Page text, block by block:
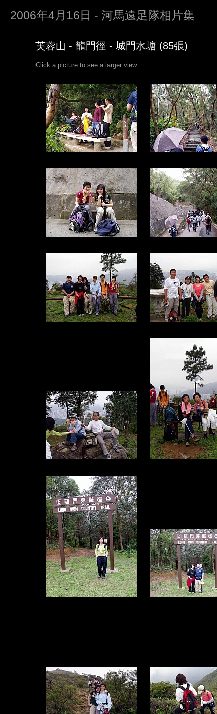
2006年4月16日 - 河馬遠足隊相片集
芙蓉山 - 龍門徑 - 城門水塘 (85張)
Click a picture to see a larger view.